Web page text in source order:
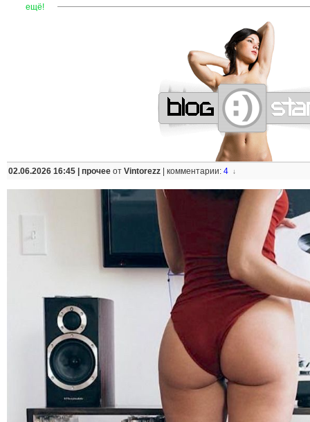
ещё! ——————————————————————
02.06.2026 16:45 | прочее от Vintorezz комментарии: 4 ↓